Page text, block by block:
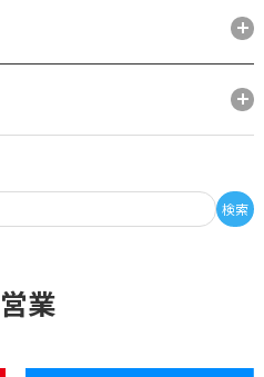
検索
営業